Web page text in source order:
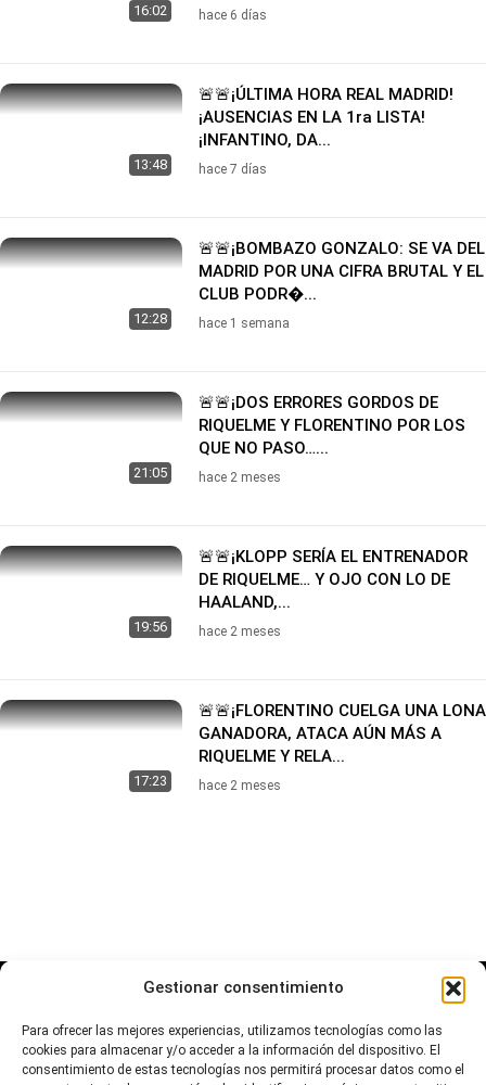
Gestionar consentimiento
Para ofrecer las mejores experiencias, utilizamos tecnologías como las
cookies para almacenar y/o acceder a la información del dispositivo. El
consentimiento de estas tecnologías nos permitirá procesar datos como el
16:02 hace 6 días
13:48
🚨🚨¡ÚLTIMA HORA REAL MADRID!
¡AUSENCIAS EN LA 1ra LISTA!
¡INFANTINO, DA...
hace 7 días
12:28
🚨🚨¡BOMBAZO GONZALO: SE VA DEL
MADRID POR UNA CIFRA BRUTAL Y EL
CLUB PODR�...
hace 1 semana
21:05
🚨🚨¡DOS ERRORES GORDOS DE
RIQUELME Y FLORENTINO POR LOS
QUE NO PASO…...
hace 2 meses
19:56
🚨🚨¡KLOPP SERÍA EL ENTRENADOR
DE RIQUELME… Y OJO CON LO DE
HAALAND,...
hace 2 meses
17:23
🚨🚨¡FLORENTINO CUELGA UNA LONA
GANADORA, ATACA AÚN MÁS A
RIQUELME Y RELA...
hace 2 meses